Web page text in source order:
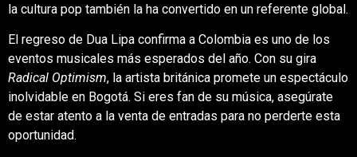
la cultura pop también la ha convertido en un referente global.
El regreso de Dua Lipa confirma a Colombia es uno de los
eventos musicales más esperados del año. Con su gira
Radical Optimism, la artista británica promete un espectáculo
inolvidable en Bogotá. Si eres fan de su música, asegúrate
de estar atento a la venta de entradas para no perderte esta
oportunidad.